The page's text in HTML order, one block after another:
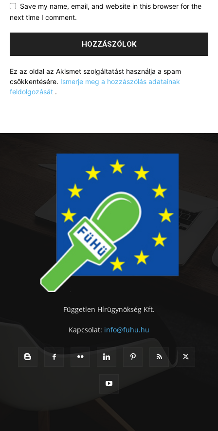
Save my name, email, and website in this browser for the
next time I comment.
Ez az oldal az Akismet szolgáltatást használja a spam
csökkentésére. Ismerje meg a hozzászólás adatainak
feldolgozását .
Független Hírügynökség Kft.
Kapcsolat: info@fuhu.hu